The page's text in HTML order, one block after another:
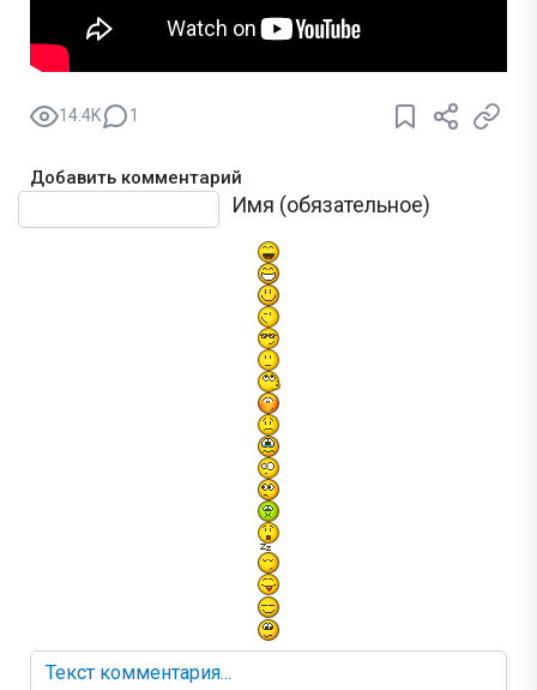
14.4K 1
Добавить комментарий
Имя (обязательное)
Текст комментария